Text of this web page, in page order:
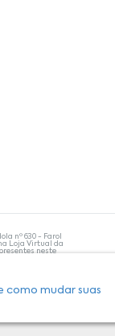
como mudar suas
nº 630 - Farol
Loja Virtual da
neste
para
com as
da